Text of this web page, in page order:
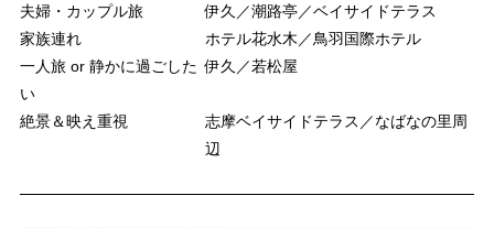
夫婦・カップル旅
伊久／潮路亭／ベイサイドテラス
家族連れ
ホテル花水木／鳥羽国際ホテル
一人旅 or 静かに過ごした
い
伊久／若松屋
絶景＆映え重視
志摩ベイサイドテラス／なばなの里周
辺